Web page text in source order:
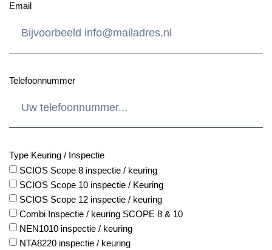
Email
Telefoonnummer
Type Keuring / Inspectie
SCIOS Scope 8 inspectie / keuring
SCIOS Scope 10 inspectie / Keuring
SCIOS Scope 12 inspectie / keuring
Combi Inspectie / keuring SCOPE 8 & 10
NEN1010 inspectie / keuring
NTA8220 inspectie / keuring